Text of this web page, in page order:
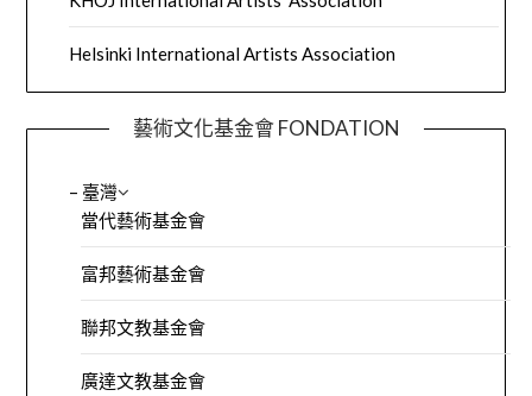
Helsinki International Artists Association
藝術文化基金會 FONDATION
– 臺灣
當代藝術基金會
富邦藝術基金會
聯邦文教基金會
廣達文教基金會